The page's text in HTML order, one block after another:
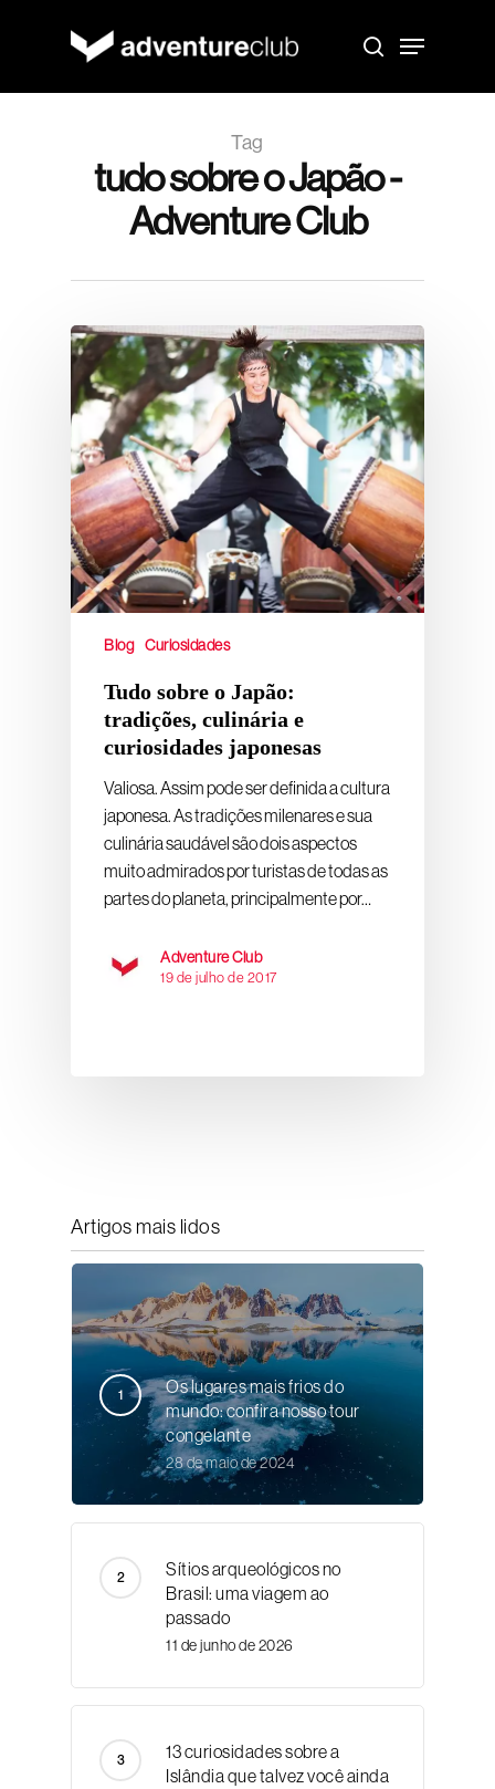
search
Menu
Tag
tudo sobre o Japão -
Adventure Club
Blog Curiosidades
Tudo sobre o Japão:
tradições, culinária e
curiosidades japonesas
Valiosa. Assim pode ser definida a cultura
japonesa. As tradições milenares e sua
culinária saudável são dois aspectos
muito admirados por turistas de todas as
partes do planeta, principalmente por…
Adventure Club
19 de julho de 2017
Artigos mais lidos
Os lugares mais frios do
mundo: confira nosso tour
congelante
28 de maio de 2024
Sítios arqueológicos no
Brasil: uma viagem ao
passado
11 de junho de 2026
13 curiosidades sobre a
Islândia que talvez você ainda